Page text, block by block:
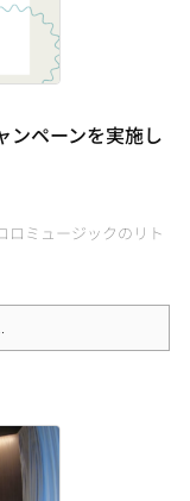
ンペーンを実施し
ロミュージックのリト